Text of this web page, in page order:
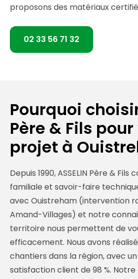
proposons des matériaux
02 33 56 71 32
Pourquoi choisir
Père & Fils
projet à
Depuis 1990, ASSELIN Père &
familiale et savoir-faire
avec Ouistreham (intervention
Amand-Villages) et notre
territoire nous permettent de
efficacement. Nous avons
chantiers dans la région, avec
satisfaction client de 98 %.